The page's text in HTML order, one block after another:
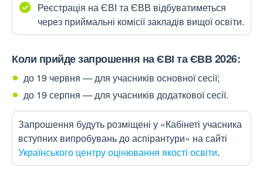
Реєстрація на ЄВІ та ЄВВ відбуватиметься
через приймальні комісії закладів вищої освіти.
Коли прийде запрошення на ЄВІ та ЄВВ 2026:
до 19 червня — для учасників основної сесії;
до 19 серпня — для учасників додаткової сесії.
Запрошення будуть розміщені у «Кабінеті учасника
вступних випробувань до аспірантури» на сайті
Українського центру оцінювання якості освіти.